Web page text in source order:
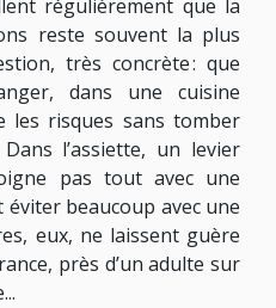
régulièrement que la
reste souvent la plus
très concrète : que
dans une cuisine
les risques sans tomber
l’assiette, un levier
pas tout avec une
beaucoup avec une
eux, ne laissent guère
près d’un adulte sur